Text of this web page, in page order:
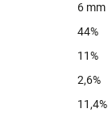
6 mm
44%
11%
2,6%
11,4%